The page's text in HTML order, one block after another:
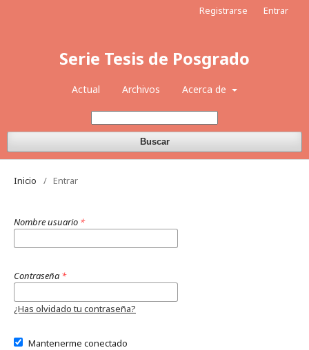
Serie Tesis de Posgrado
Actual Archivos Acerca de
Buscar
Registrarse Entrar
Inicio / Entrar
Nombre usuario *
Contraseña *
¿Has olvidado tu contraseña?
Mantenerme conectado